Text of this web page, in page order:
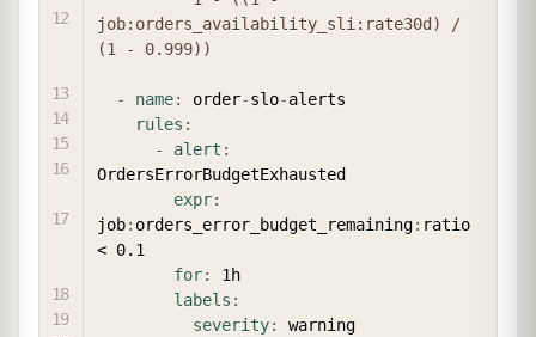
job:orders_availability_sli:rate30d) /
(1 - 0.999))
- name: order-slo-alerts
rules :
-
alert :
OrdersErrorBudgetExhausted
expr:
job: orders_error_budget_remaining: ratio
< 0.1
for:
1h
labels :
severity:
warning